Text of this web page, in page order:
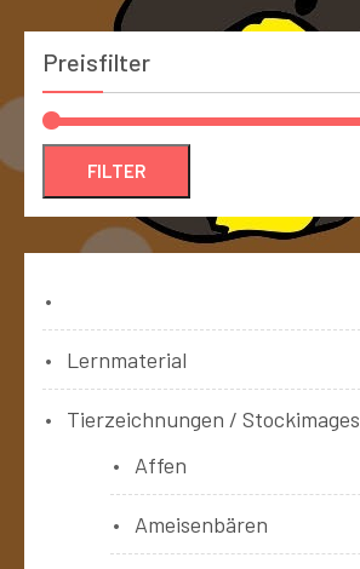
Preisfilter
FILTER
Lernmaterial
Tierzeichnungen / Stockimages
Affen
Ameisenbären